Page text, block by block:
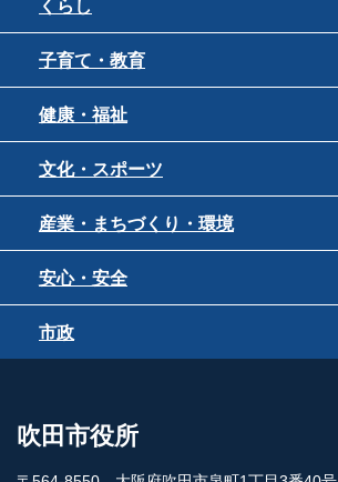
くらし
子育て・教育
健康・福祉
文化・スポーツ
産業・まちづくり・環境
安心・安全
市政
吹田市役所